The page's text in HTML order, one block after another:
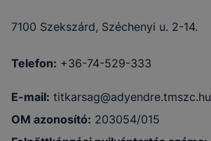
7100 Szekszárd, Széchenyi u. 2-14.
Telefon: +36-74-529-333
E-mail: titkarsag@adyendre.tmszc.hu
OM azonosító: 203054/015